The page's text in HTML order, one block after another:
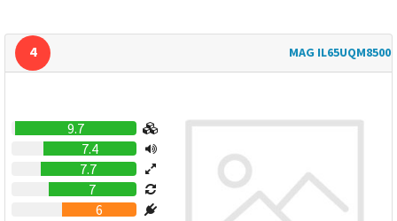
MAG IL65UQM8500
4
9.7
7.4
7.7
7
6